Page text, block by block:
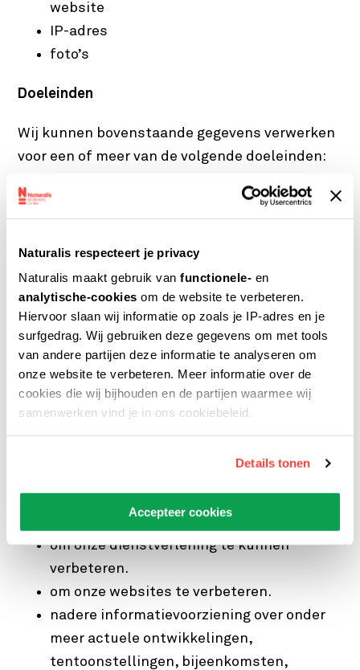
Naturalis respecteert je privacy
Naturalis maakt gebruik van functionele- en
analytische-cookies om de website te verbeteren.
Hiervoor slaan wij informatie op zoals je IP-adres en je
surfgedrag. Wij gebruiken deze gegevens om met tools
van andere partijen deze informatie te analyseren om
onze website te verbeteren. Meer informatie over de
cookies die wij bijhouden en de partijen waarmee wij
samenwerken vind je in ons cookiebeleid.
Details tonen
Accepteer cookies
website
IP-adres
foto’s
Doeleinden
Wij kunnen bovenstaande gegevens verwerken
voor een of meer van de volgende doeleinden:
voor het bestellen van artikelen en
(toegangs)kaartjes via onze websites en
websites.
om een bestelling te verwerken en te
informeren over het verloop daarvan.
om een sollicitatie te verwerken.
om een klacht of een reactie op een klacht
te verwerken.
en andere acties
om onze dienstverlening te kunnen
verbeteren.
om onze websites te verbeteren.
nadere informatievoorziening over onder
meer actuele ontwikkelingen,
tentoonstellingen, bijeenkomsten,